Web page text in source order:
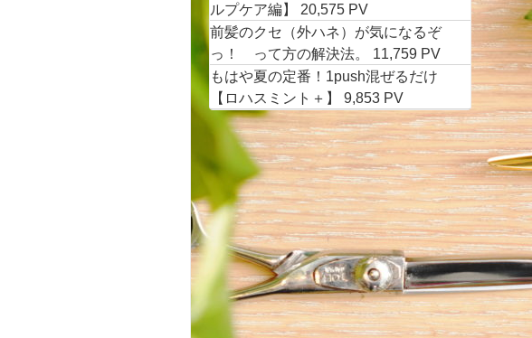
ルプケア編】
20,575 PV
前髪のクセ（外ハネ）が気になるぞ
っ！ って方の解決法。
11,759 PV
もはや夏の定番！1push混ぜるだけ
【ロハスミント＋】
9,853 PV